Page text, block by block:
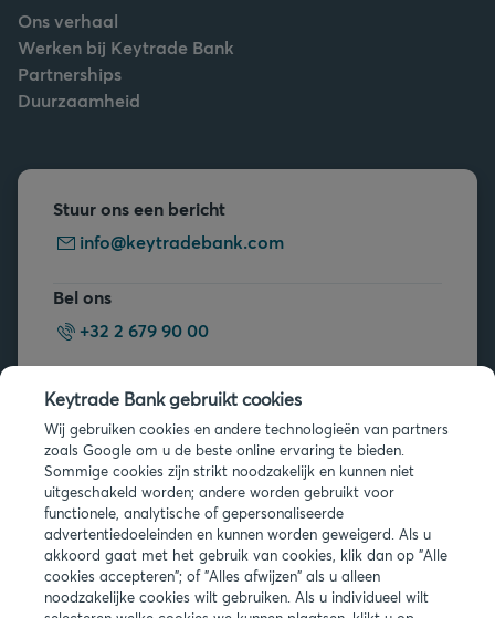
Ons verhaal
Werken bij Keytrade Bank
Partnerships
Duurzaamheid
Stuur ons een bericht
info@keytradebank.com
Bel ons
+32 2 679 90 00
Veelgestelde vragen
Juridische info
Privacy
Keytrade Bank gebruikt cookies
Wij gebruiken cookies en andere technologieën van partners
zoals Google om u de beste online ervaring te bieden.
Sommige cookies zijn strikt noodzakelijk en kunnen niet
uitgeschakeld worden; andere worden gebruikt voor
functionele, analytische of gepersonaliseerde
advertentiedoeleinden en kunnen worden geweigerd. Als u
akkoord gaat met het gebruik van cookies, klik dan op "Alle
cookies accepteren"; of "Alles afwijzen" als u alleen
noodzakelijke cookies wilt gebruiken. Als u individueel wilt